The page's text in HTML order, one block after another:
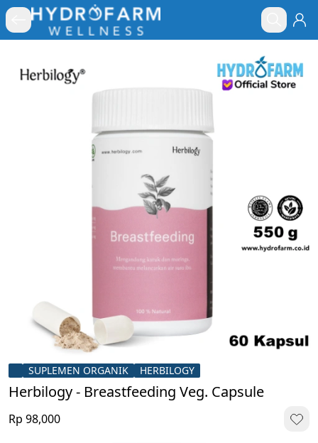
SUPLEMEN ORGANIK HERBILOGY
Herbilogy - Breastfeeding Veg. Capsule
Rp 98,000